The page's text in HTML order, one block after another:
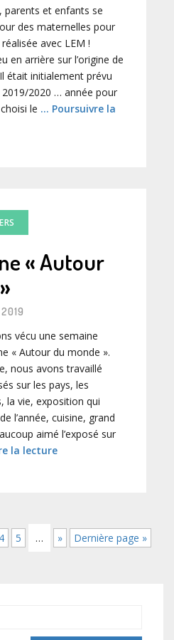
parents et enfants se
des maternelles pour
avec LEM !
en arrière sur l’origine de
était initialement prévu
2019/2020 … année pour
le … Poursuivre la
« Autour
vécu une semaine
« Autour du monde ».
nous avons travaillé
sur les pays, les
la vie, exposition qui
l’année, cuisine, grand
aimé l’exposé sur
la lecture
4 5 … » Dernière page »